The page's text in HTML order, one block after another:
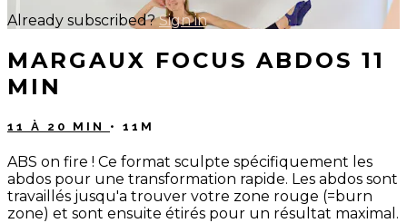
Already subscribed?Sign in
MARGAUX FOCUS ABDOS 11
MIN
11 À 20 MIN • 11M
ABS on fire ! Ce format sculpte spécifiquement les
abdos pour une transformation rapide. Les abdos sont
travaillés jusqu'a trouver votre zone rouge (=burn
zone) et sont ensuite étirés pour un résultat maximal.